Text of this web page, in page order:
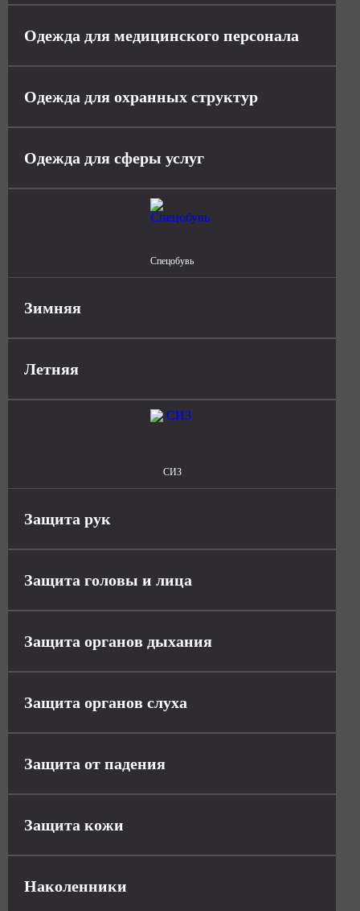
Одежда для медицинского персонала
Одежда для охранных структур
Одежда для сферы услуг
Спецобувь
Зимняя
Летняя
СИЗ
Защита рук
Защита головы и лица
Защита органов дыхания
Защита органов слуха
Защита от падения
Защита кожи
Наколенники